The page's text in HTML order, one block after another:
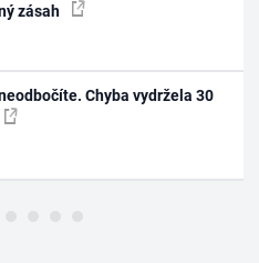
zásah
Chyba vydržela 30